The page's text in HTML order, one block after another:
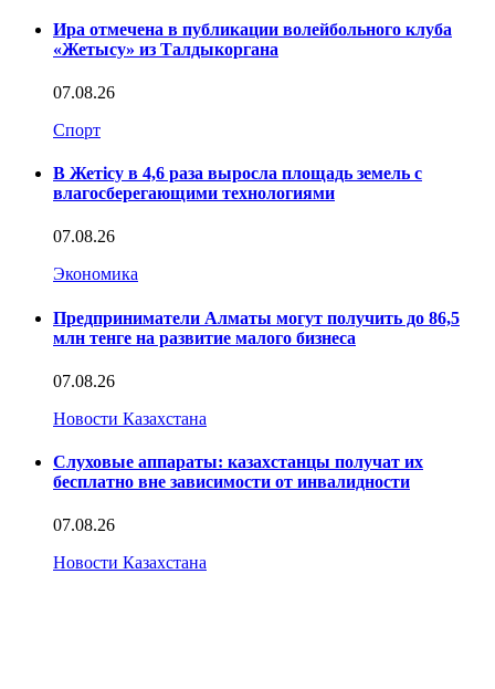
Ира отмечена в публикации волейбольного клуба
«Жетысу» из Талдыкоргана
07.08.26
Спорт
В Жетісу в 4,6 раза выросла площадь земель с
влагосберегающими технологиями
07.08.26
Экономика
Предприниматели Алматы могут получить до 86,5
млн тенге на развитие малого бизнеса
07.08.26
Новости Казахстана
Слуховые аппараты: казахстанцы получат их
бесплатно вне зависимости от инвалидности
07.08.26
Новости Казахстана